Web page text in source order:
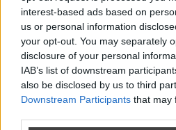
interest-based ads based on
us or personal information
your opt-out. You may separately
disclosure of your personal
IAB’s list of downstream
also be disclosed by us to third
Downstream Participants that may
Papizm ma rozwiązania wszelkich
tę modlitwę, a deszcz spadnie.
sprawdzić na stronach z prognozą